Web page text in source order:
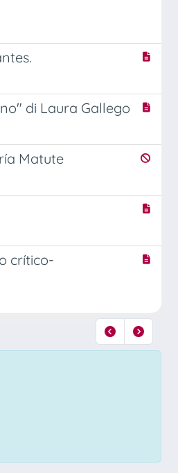
di Laura Gallego
Matute
crítico-